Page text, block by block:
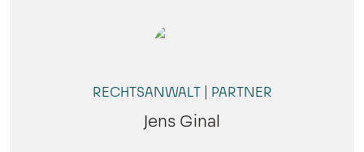
RECHTSANWALT | PARTNER
Jens Ginal